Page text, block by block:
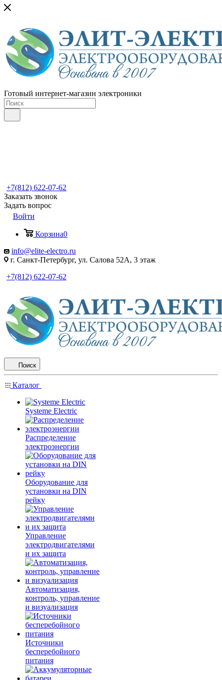
Готовый интернет-магазин электроники
+7(812) 622-07-62
Заказать звонок
Задать вопрос
Войти
Корзина0
info@elite-electro.ru
г. Санкт-Петербург, ул. Салова 52А, 3 этаж
+7(812) 622-07-62
Поиск
Каталог
Systeme Electric
Распределение
электроэнергии
Оборудование для
установки на DIN
рейку
Управление
электродвигателями
и их защита
Автоматизация,
контроль, управление
и визуализация
Источники
бесперебойного
питания